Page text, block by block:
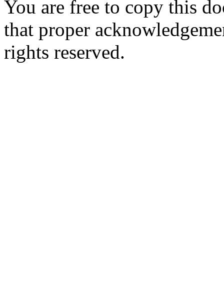
You are free to copy this
that proper
rights reserved.